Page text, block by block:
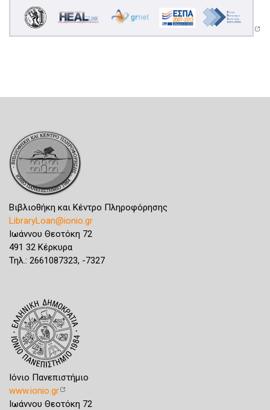
Βιβλιοθήκη και Κέντρο Πληροφόρησης
LibraryLoan@ionio.gr
Ιωάννου Θεοτόκη 72
491 32 Κέρκυρα
Τηλ.: 2661087323, -7327
Ιόνιο Πανεπιστήμιο
www.ionio.gr
Ιωάννου Θεοτόκη 72